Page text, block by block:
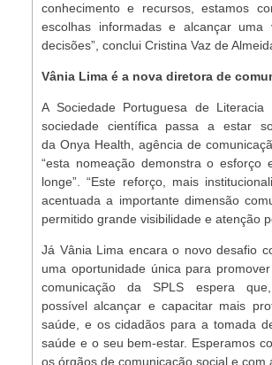
conhecimento e recursos, estamos
escolhas informadas e alcançar
decisões”, conclui Cristina Vaz de
Vânia Lima é a nova diretora de
A Sociedade Portuguesa de
sociedade científica passa a estar
da Onya Health, agência de
“esta nomeação demonstra o
longe”. “Este reforço, mais
acentuada a importante dimensão
permitido grande visibilidade e atenção
Já Vânia Lima encara o novo desafio
uma oportunidade única para
comunicação da SPLS espera
possível alcançar e capacitar mais
saúde, e os cidadãos para a tomada
saúde e o seu bem-estar. Esperamos
os órgãos de comunicação social e com